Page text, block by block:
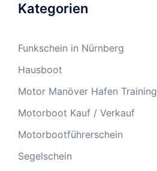
Kategorien
Funkschein in Nürnberg
Hausboot
Motor Manöver Hafen Training
Motorboot Kauf / Verkauf
Motorbootführerschein
Segelschein